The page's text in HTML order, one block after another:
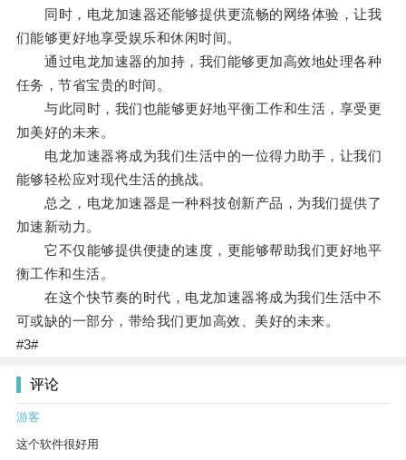
同时，电龙加速器还能够提供更流畅的网络体验，让我
们能够更好地享受娱乐和休闲时间。
通过电龙加速器的加持，我们能够更加高效地处理各种
任务，节省宝贵的时间。
与此同时，我们也能够更好地平衡工作和生活，享受更
加美好的未来。
电龙加速器将成为我们生活中的一位得力助手，让我们
能够轻松应对现代生活的挑战。
总之，电龙加速器是一种科技创新产品，为我们提供了
加速新动力。
它不仅能够提供便捷的速度，更能够帮助我们更好地平
衡工作和生活。
在这个快节奏的时代，电龙加速器将成为我们生活中不
可或缺的一部分，带给我们更加高效、美好的未来。
#3#
评论
游客
这个软件很好用